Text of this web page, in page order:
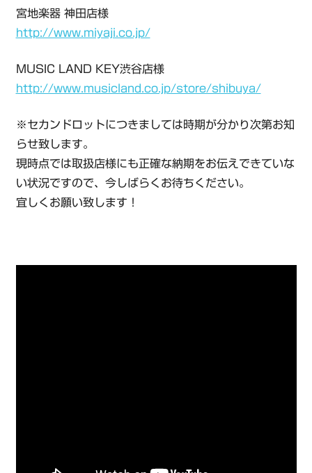
宮地楽器 神田店様
http://www.miyaji.co.jp/
MUSIC LAND KEY渋谷店様
http://www.musicland.co.jp/store/shibuya/
※セカンドロットにつきましては時期が分かり次第お知
らせ致します。
現時点では取扱店様にも正確な納期をお伝えできていな
い状況ですので、今しばらくお待ちください。
宜しくお願い致します！